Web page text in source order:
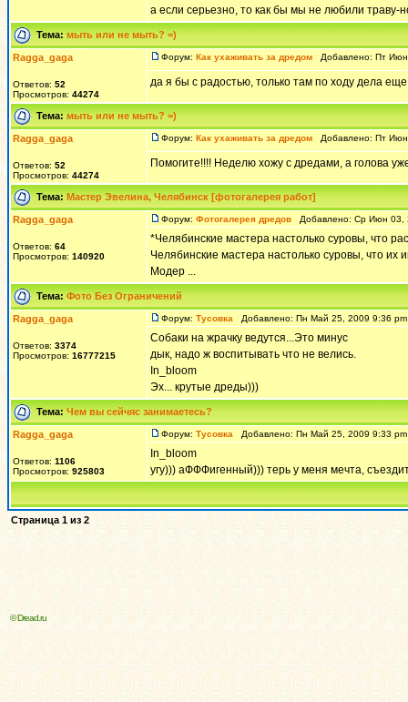
а если серьезно, то как бы мы не любили траву-
Тема: мыть или не мыть? =)
Ragga_gaga
Ответов: 52
Просмотров: 44274
Форум: Как ухаживать за дредом Добавлено: Пт
да я бы с радостью, только там по ходу дела
Тема: мыть или не мыть? =)
Ragga_gaga
Ответов: 52
Просмотров: 44274
Форум: Как ухаживать за дредом Добавлено: Пт
Помогите!!!! Неделю хожу с дредами, а голова
Тема: Мастер Эвелина, Челябинск [фотогалерея работ]
Ragga_gaga
Ответов: 64
Просмотров: 140920
Форум: Фотогалерея дредов Добавлено: Ср Июн 03,
*Челябинские мастера настолько суровы, что
Челябинские мастера настолько суровы, что
Модер ...
Тема: Фото Без Ограничений
Ragga_gaga
Ответов: 3374
Просмотров: 16777215
Форум: Тусовка Добавлено: Пн Май 25, 2009 9:36
Собаки на жрачку ведутся...Это минус
дык, надо ж воспитывать что не велись.
In_bloom
Эх... крутые дреды)))
Тема: Чем вы сейчяс занимаетесь?
Ragga_gaga
Ответов: 1106
Просмотров: 925803
Форум: Тусовка Добавлено: Пн Май 25, 2009 9:33
In_bloom
угу))) аФФФигенный))) терь у меня мечта,
Страница 1 из 2
© Dread.ru